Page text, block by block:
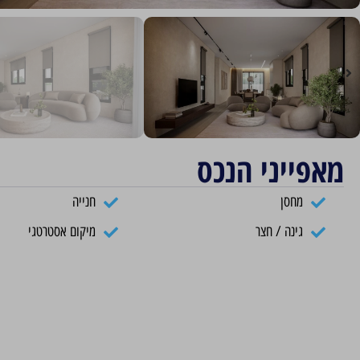
מאפייני הנכס
מחסן חנייה
גינה / חצר
מיקום אסטרטגי